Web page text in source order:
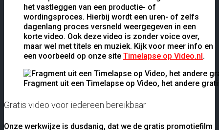
het vastleggen van een productie- of
wordingsproces. Hierbij wordt een uren- of zelfs
dagenlang proces versneld weergegeven in een
korte video. Ook deze video is zonder voice over,
maar wel met titels en muziek. Kijk voor meer info en
een voorbeeld op onze site Timelapse op Video.nl.
Fragment uit een Timelapse op Video, het andere
Gratis video voor iedereen bereikbaar
Onze werkwijze is dusdanig, dat we de gratis promotiefilm